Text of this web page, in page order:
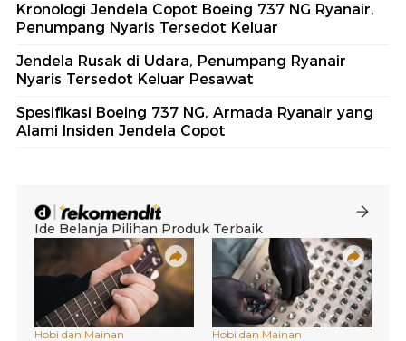
Kronologi Jendela Copot Boeing 737 NG Ryanair,
Penumpang Nyaris Tersedot Keluar
Jendela Rusak di Udara, Penumpang Ryanair
Nyaris Tersedot Keluar Pesawat
Spesifikasi Boeing 737 NG, Armada Ryanair yang
Alami Insiden Jendela Copot